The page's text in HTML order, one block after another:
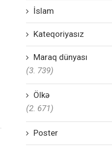
İslam
Kateqoriyasız
Maraq dünyası
(3. 739)
Ölkə
(2. 671)
Poster